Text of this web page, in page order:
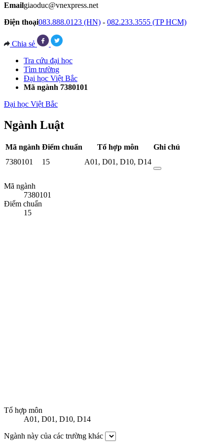
Emailgiaoduc@vnexpress.net
Điện thoại083.888.0123 (HN) - 082.233.3555 (TP HCM)
Chia sẻ
Tra cứu đại học
Tìm trường
Đại học Việt Bắc
Mã ngành 7380101
Đại học Việt Bắc
Ngành Luật
Mã ngành Điểm chuẩn Tổ hợp môn
Ghi chú
7380101
15 A01, D01, D10, D14
Mã ngành
7380101
Điểm chuẩn
15
Tổ hợp môn
A01, D01, D10, D14
Ngành này của các trường khác